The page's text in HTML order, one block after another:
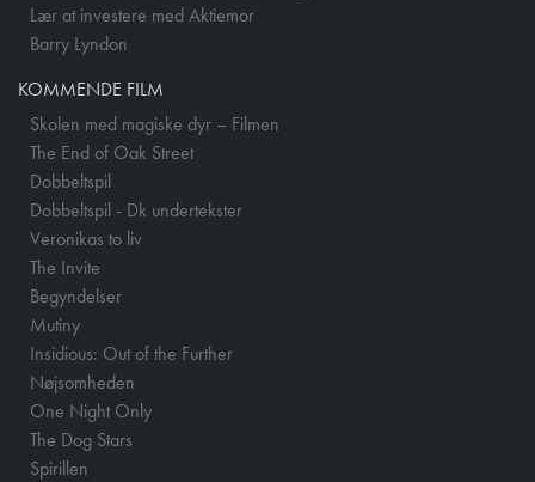
Lær at investere med Aktiemor
Barry Lyndon
KOMMENDE FILM
Skolen med magiske dyr – Filmen
The End of Oak Street
Dobbeltspil
Dobbeltspil - Dk undertekster
Veronikas to liv
The Invite
Begyndelser
Mutiny
Insidious: Out of the Further
Nøjsomheden
One Night Only
The Dog Stars
Spirillen